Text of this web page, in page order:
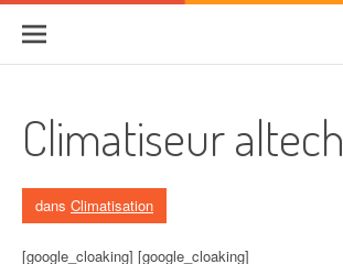
Climatiseur altech
dans Climatisation
[google_cloaking] [google_cloaking]